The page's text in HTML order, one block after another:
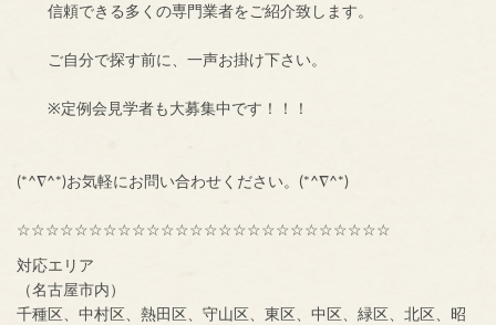
信頼できる多くの専門業者をご紹介致します。
ご自分で探す前に、一声お掛け下さい。
※定例会見学者も大募集中です！！！
(*^∇^*)お気軽にお問い合わせください。(*^∇^*)
☆☆☆☆☆☆☆☆☆☆☆☆☆☆☆☆☆☆☆☆☆☆☆☆☆☆
対応エリア
（名古屋市内）
千種区、中村区、熱田区、守山区、東区、中区、緑区、北区、昭